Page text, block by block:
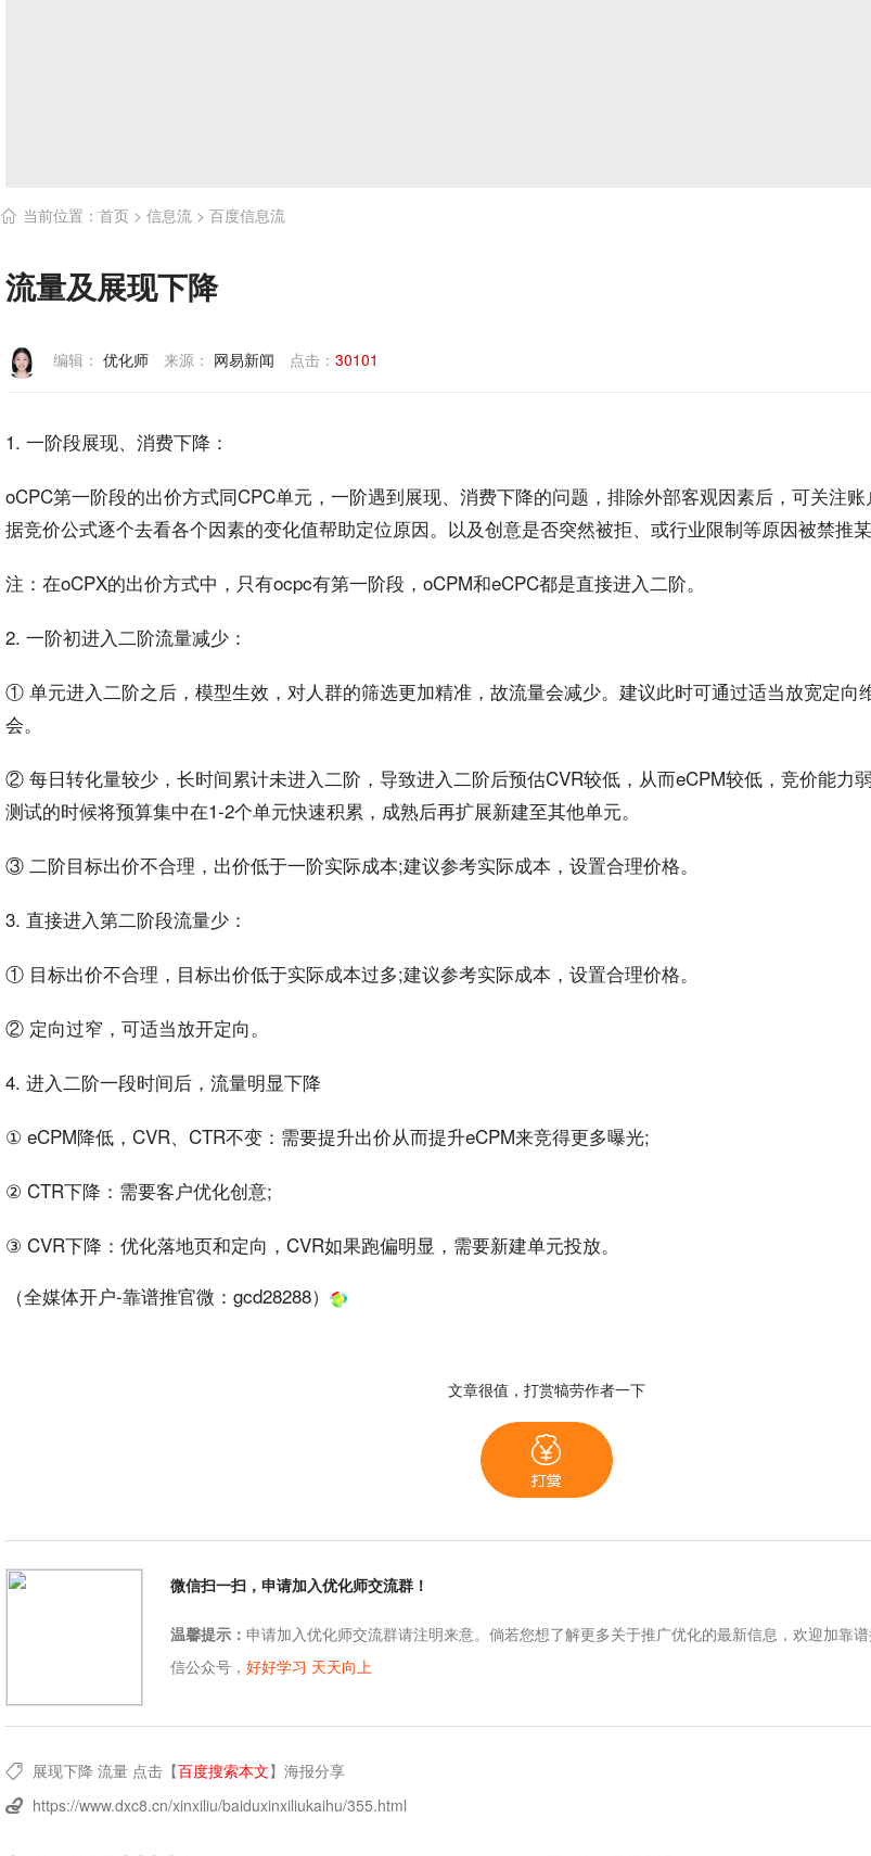
 当前位置： 首页 > 信息流 > 百度信息流
流量及展现下降
编辑： 优化师 来源： 网易新闻 点击： 30101
1. 一阶段展现、消费下降 ：
oCPC第一阶段的出价方式同CPC单元，一阶遇到展现、消费下降的问题，排除外部客观因素后，可关注账
据竞价公式逐个去看各个因素的变化值帮助定位原因。以及创意是否突然被拒、或行业限制等原因被禁推
注：在oCPX的出价方式中，只有ocpc有第一阶段， oCPM和eCPC都是直接进入二阶。
2. 一阶初进入二阶流量减少：
① 单元进入二阶之后，模型生效，对人群的筛选更加精准，故流量会减少。建议此时可通过适当放宽定向
会。
② 每日转化量较少，长时间累计未进入二阶，导致进入二阶后预估CVR较低，从而eCPM较低，竞价能力
测试的时候将预算集中在1-2个单元快速积累，成熟后再扩展新建至其他单元。
③ 二阶目标出价不合理，出价低于一阶实际成本;建议参考实际成本，设置合理价格。
3. 直接进入第二阶段流量少：
① 目标出价不合理，目标出价低于实际成本过多;建议参考实际成本，设置合理价格。
② 定向过窄，可适当放开定向。
4. 进入二阶一段时间后，流量明显下降
① eCPM降低，CVR、CTR不变：需要提升出价从而提升eCPM来竞得更多曝光;
② CTR下降：需要客户优化创意;
③ CVR下降：优化落地页和定向，CVR如果跑偏明显，需要新建单元投放。
（全媒体开户-靠谱推官微： gcd28288）
文章很值，打赏犒劳作者一下
微信扫一扫，申请加入优化师交流群！
温馨提示： 申请加入优化师交流群请注明来意。倘若您想了解更多关于推广优化的最新信息，欢迎加靠
信公众号， 好好学习 天天向上
 展现下降 流量点击【百度搜索本文】 海报分享
 https://www.dxc8.cn/xinxiliu/baiduxinxiliukaihu/355.html